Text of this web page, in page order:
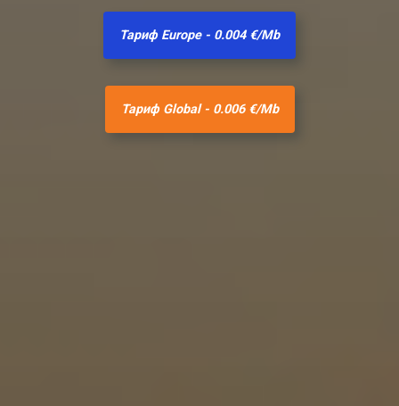
Тариф Europe - 0.004 €/Mb
Тариф Global - 0.006 €/Mb